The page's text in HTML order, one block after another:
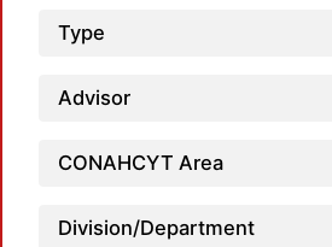
Type
Advisor
CONAHCYT Area
Division/Department